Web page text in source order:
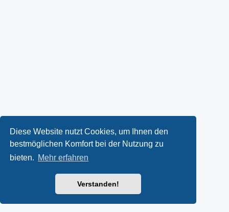
Diese Website nutzt Cookies, um Ihnen den
bestmöglichen Komfort bei der Nutzung zu
bieten. Mehr erfahren
Verstanden!